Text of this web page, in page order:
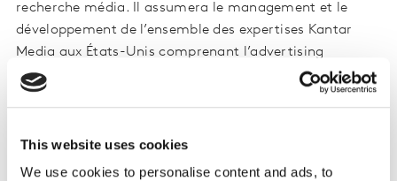
This website uses cookies
We use cookies to personalise content and ads, to
recherche média. Il assumera le management et le
développement de l’ensemble des expertises Kantar
Media aux États-Unis comprenant l’advertising
intelligence, les données TGI (Target Group Index),
Kantar CMAG pour la communication politique et le
pilotera également l’accélération du développement